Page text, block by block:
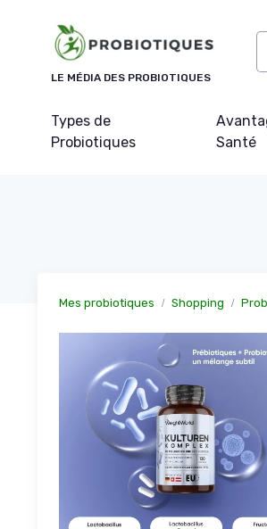
LE MÉDIA DES PROBIOTIQUES
Types de
Probiotiques
Santé
Mes probiotiques Shopping